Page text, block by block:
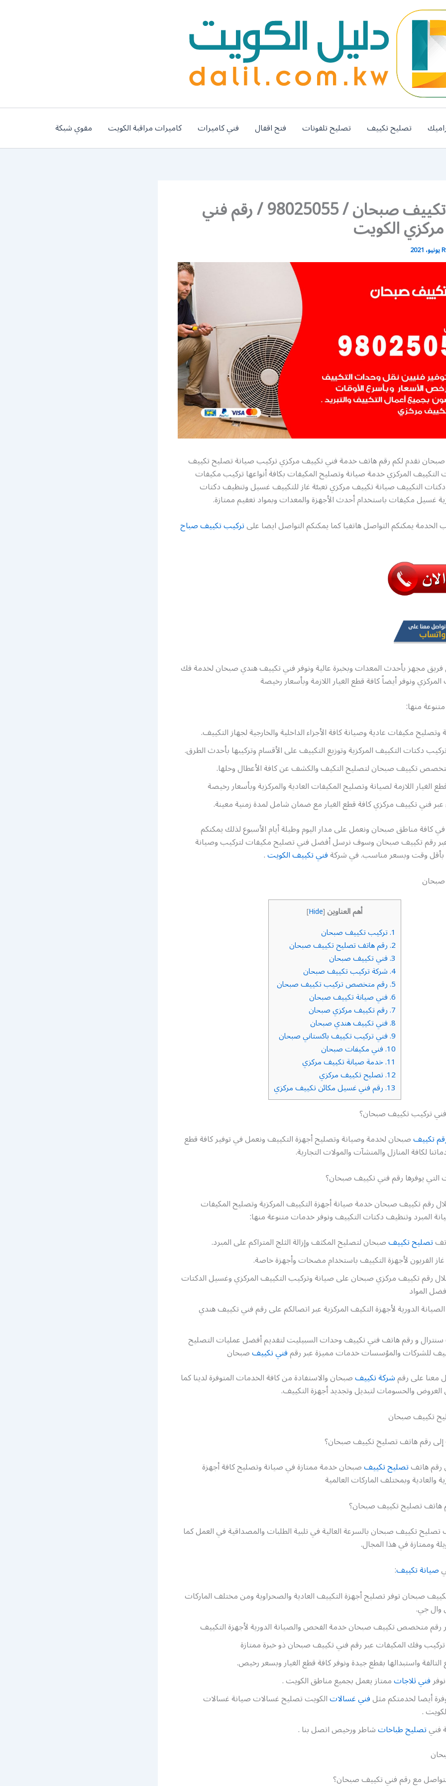
تصليح تكييف تصليح تلفونات فتح اقفال فني كاميرات كاميرات مراقبة الكويت مقوي شبكة
تركيب تكييف صبحان / 98025055 / رقم فني
الكويت
نقدم لكم رقم هاتف خدمة فني تكييف مركزي تركيب صيانة تصليح تكييف
المركزي خدمة صيانة وتصليح المكيفات بكافة أنواعها تركيب مكيفات
التكييف صيانة تكييف مركزي تعبئة غاز للتكييف غسيل وتنظيف دكتات
غسيل مكيفات باستخدام أحدث الأجهزة والمعدات وبمواد تعقيم ممتازة.
الخدمة يمكنكم التواصل هاتفيا كما يمكنكم التواصل ايضا علىتركيب تكييف صباح
مجهز بأحدث المعدات وبخبرة عالية ونوفر فني تكييف هندي صبحان لخدمة فك
ونوفر أيضاً كافة قطع الغيار اللازمة وبأسعار رخيصة
منها:
مكيفات عادية وصيانة كافة الأجزاء الداخلية والخارجية لجهاز التكييف.
دكتات التكييف المركزية وتوزيع التكييف على الأقسام وتركيبها بأحدث الطرق.
تكييف صبحان لتصليح التكيف والكشف عن كافة الأعطال وحلها.
الغيار اللازمة لصيانة وتصليح المكيفات العادية والمركزية وبأسعار رخيصة
عبر فني تكييف مركزي كافة قطع الغيار مع ضمان شامل لمدة زمنية معينة.
كافة مناطق صبحان ونعمل على مدار اليوم وطيلة أيام الأسبوع لذلك يمكنكم
عبر رقم تكييف صبحان وسوف نرسل أفضل فني تصليح مكيفات لتركيب وصيانة
بأقل وقت وبسعر مناسب. في شركةفني تكييف الكويت.
أهم العناوين [
Hide
]
1. تركيب تكييف صبحان
2. رقم هاتف تصليح تكييف صبحان
3. فني تكييف صبحان
4. شركة تركيب تكييف صبحان
5. رقم متخصص تركيب تكييف صبحان
6. فني صيانة تكييف صبحان
7. رقم تكييف مركزي صبحان
8. فني تكييف هندي صبحان
9. فني تركيب تكييف باكستاني صبحان
10. فني مكيفات صبحان
11. خدمة صيانة تكييف مركزي
12. تصليح تكييف مركزي
13. رقم فني غسيل مكائن تكييف مركزي
تركيب تكييف صبحان؟
تكييفصبحان لخدمة وصيانة وتصليح أجهزة التكييف ونعمل في توفير كافة قطع
لكافة المنازل والمنشآت والمولات التجارية.
التي يوفرها رقم فني تكييف صبحان؟
رقم تكييف صبحان خدمة صيانة أجهزة التكييف المركزية وتصليح المكيفات
المبرد وتنظيف دكتات التكييف ونوفر خدمات متنوعة منها:
تصليح تكييفصبحان لتصليح المكثف وإزالة الثلج المتراكم على المبرد.
الفريون لأجهزة التكييف باستخدام مضخات وأجهزة خاصة.
رقم تكييف مركزي صبحان على صيانة وتركيب التكييف المركزي وغسيل الدكتات
المواد
الدورية لأجهزة التكيف المركزية عبر اتصالكم على رقم فني تكييف هندي
و رقم هاتف فني تكييف وحدات السبيليت لتقديم أفضل عمليات التصليح
للشركات والمؤسسات خدمات مميزة عبر رقمفني تكييفصبحان
معنا على رقمشركة تكييفصبحان والاستفادة من كافة الخدمات المتوفرة لدينا كما
والحسومات لتبديل وتجديد أجهزة التكييف.
تكييف صبحان
رقم هاتف تصليح تكييف صبحان؟
رقم هاتفتصليح تكييفصبحان خدمة ممتازة في صيانة وتصليح كافة أجهزة
والعادية وبمختلف الماركات العالمية
هاتف تصليح تكييف صبحان؟
تصليح تكييف صبحان بالسرعة العالية في تلبية الطلبات والمصداقية في العمل كما
وممتازة في هذا المجال.
صيانة تكييف:
صبحان توفر تصليح أجهزة التكييف العادية والصحراوية ومن مختلف الماركات
وال جي.
رقم متخصص تكييف صبحان خدمة الفحص والصيانة الدورية لأجهزة التكييف
وفك المكيفات عبر رقم فني تكييف صبحان ذو خبرة ممتازة
التالفة واستبدالها بقطع جيدة ونوفر كافة قطع الغيار وبسعر رخيص.
فني ثلاجاتممتاز يعمل بجميع مناطق الكويت .
أيضا لخدمتكم مثلفني غسالاتالكويت تصليح غسالات صيانة غسالات
.
فنيتصليح طباخاتشاطر ورخيص اتصل بنا .
مع رقم فني تكييف صبحان؟